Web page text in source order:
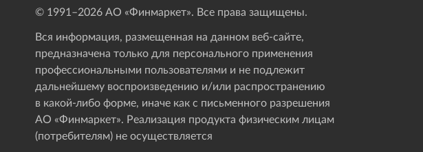
© 1991–2026АО «Финмаркет». Все права защищены.
Вся информация, размещенная на данном веб-сайте,
предназначена только для персонального применения
профессиональными пользователями и не подлежит
дальнейшему воспроизведению и/или распространению
в какой-либо форме, иначе как с письменного разрешения
АО «Финмаркет». Реализация продукта физическим лицам
(потребителям) не осуществляется